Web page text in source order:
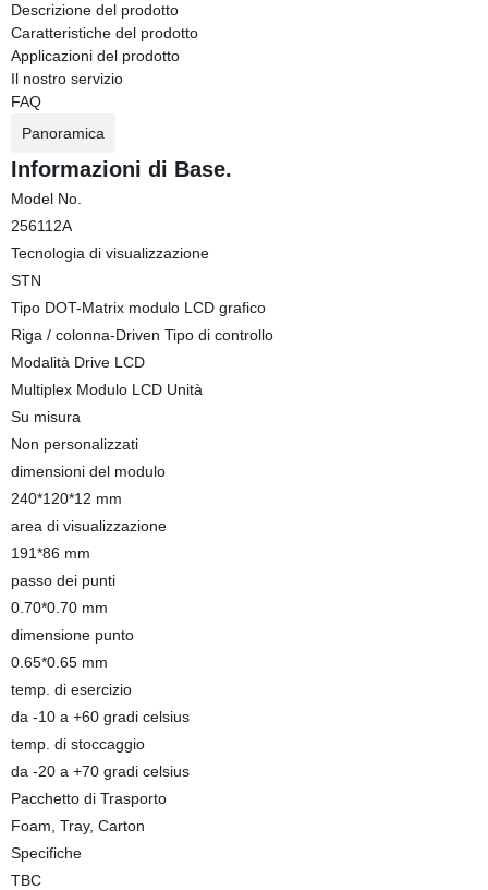
Descrizione del prodotto
Caratteristiche del prodotto
Applicazioni del prodotto
Il nostro servizio
FAQ
Panoramica
Informazioni di Base.
Model No.
256112A
Tecnologia di visualizzazione
STN
Tipo DOT-Matrix modulo LCD grafico
Riga / colonna-Driven Tipo di controllo
Modalità Drive LCD
Multiplex Modulo LCD Unità
Su misura
Non personalizzati
dimensioni del modulo
240*120*12 mm
area di visualizzazione
191*86 mm
passo dei punti
0.70*0.70 mm
dimensione punto
0.65*0.65 mm
temp. di esercizio
da -10 a +60 gradi celsius
temp. di stoccaggio
da -20 a +70 gradi celsius
Pacchetto di Trasporto
Foam, Tray, Carton
Specifiche
TBC